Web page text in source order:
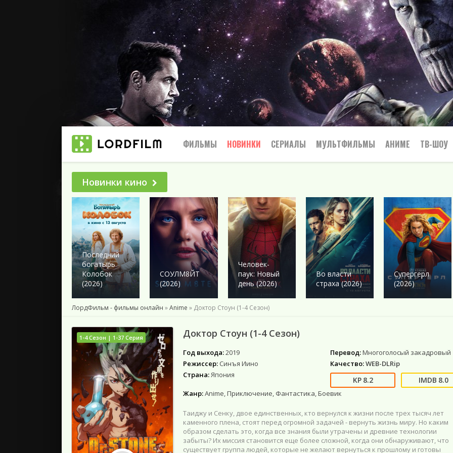
ФИЛЬМЫ
2025
2024
2023
2022
2021
2020
2018
Боевики
Вестерн
Военный
Детектив
Драма
Исторические
Комедия
Семейный
Триллер
Ужасы
Фантастика
Фэнтези
Фильмы 4К
Фильмы HD1080
НОВИНКИ СЕРИАЛЫ
Боевик
Мелодрамы
Военный
Детектив
Исторические
Приключения
Триллеры
Ужасы
Фантастика
Netflix
МУЛЬТФИЛЬМЫ АНИМЕ
Драма
Романтика
Комедия
Этти
Мистика
Приключения
ТВ-ШОУ
Новинки кино
Последний
богатырь.
Колобок
(2026)
СОУЛМ8ЙТ
(2026)
Человек-
паук: Новый
день (2026)
Во власти
страха (2026)
Супергерл
(2026)
ЛордФильм - фильмы онлайн »Anime » Доктор Стоун (1-4 Сезон)
Доктор Стоун (1-4 Сезон)
Год выхода:2019
Режиссер: Синъя Иино
Страна:Япония
Перевод:Многоголосый закадровый
Качество:WEB-DLRip
8.2 8.0
Жанр:Anime, Приключение, Фантастика, Боевик
Таиджу и Сенку, двое единственных, кто вернулся к жизни после трех тысяч лет
каменного плена, стоят перед огромной задачей - вернуть жизнь миру. Но каким
образом сделать это, когда все знания были утрачены и древние технологии
забыты? Их миссия становится еще более сложной, когда они обнаруживают, что
существует группа людей, которые не желают вернуться к прошлому и готовы
1-4 Сезон | 1-37 Серия